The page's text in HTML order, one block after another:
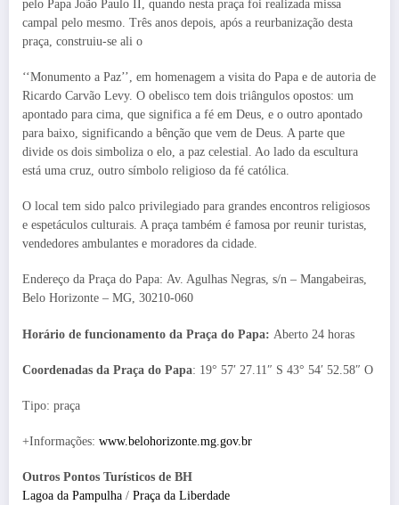
pelo Papa João Paulo II, quando nesta praça foi realizada missa
campal pelo mesmo. Três anos depois, após a reurbanização desta
praça, construiu-se ali o
‘‘Monumento a Paz’’, em homenagem a visita do Papa e de autoria de
Ricardo Carvão Levy. O obelisco tem dois triângulos opostos: um
apontado para cima, que significa a fé em Deus, e o outro apontado
para baixo, significando a bênção que vem de Deus. A parte que
divide os dois simboliza o elo, a paz celestial. Ao lado da escultura
está uma cruz, outro símbolo religioso da fé católica.
O local tem sido palco privilegiado para grandes encontros religiosos
e espetáculos culturais. A praça também é famosa por reunir turistas,
vendedores ambulantes e moradores da cidade.
Endereço da Praça do Papa: Av. Agulhas Negras, s/n – Mangabeiras,
Belo Horizonte – MG, 30210-060
Horário de funcionamento da Praça do Papa: Aberto 24 horas
Coordenadas da Praça do Papa: 19° 57′ 27.11″ S 43° 54′ 52.58″ O
Tipo: praça
+Informações: www.belohorizonte.mg.gov.br
Outros Pontos Turísticos de BH
Lagoa da Pampulha / Praça da Liberdade